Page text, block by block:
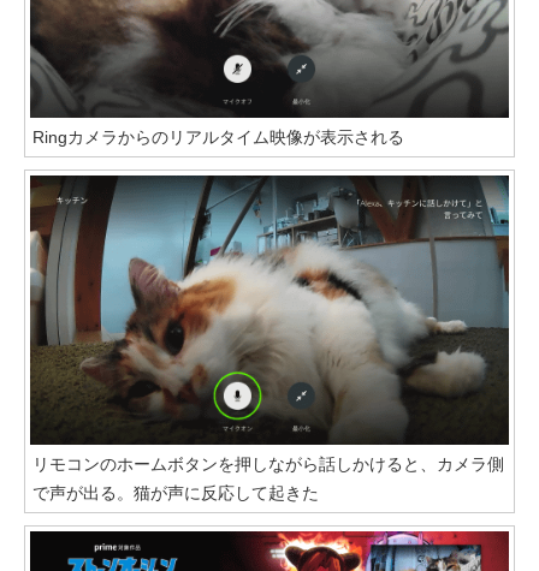
Ringカメラからのリアルタイム映像が表示される
リモコンのホームボタンを押しながら話しかけると、カメラ側
で声が出る。猫が声に反応して起きた